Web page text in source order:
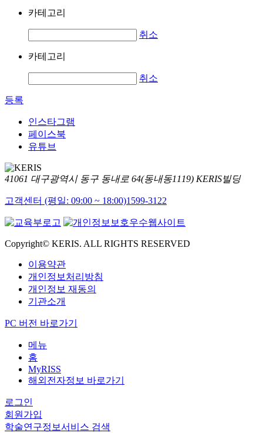
카테고리
취소
카테고리
취소
등록
인스타그램
페이스북
유튜브
41061 대구광역시 동구 동내로 64(동내동1119) KERIS빌딩
고객센터 (평일: 09:00 ~ 18:00)1599-3122
Copyright© KERIS. ALL RIGHTS RESERVED
이용약관
개인정보처리방침
개인정보 재동의
기관소개
PC 버전 바로가기
메뉴
홈
MyRISS
해외전자정보 바로가기
로그인
회원가입
학술연구정보서비스 검색